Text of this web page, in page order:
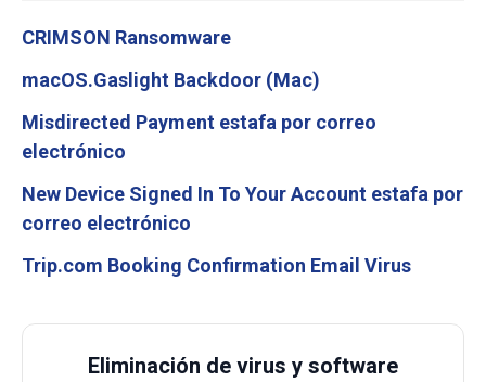
CRIMSON Ransomware
macOS.Gaslight Backdoor (Mac)
Misdirected Payment estafa por correo
electrónico
New Device Signed In To Your Account estafa por
correo electrónico
Trip.com Booking Confirmation Email Virus
Eliminación de virus y software